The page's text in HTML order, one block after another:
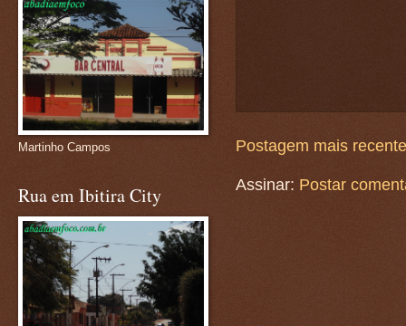
Postagem mais recente
Assinar: Postar
Martinho Campos
Rua em Ibitira City